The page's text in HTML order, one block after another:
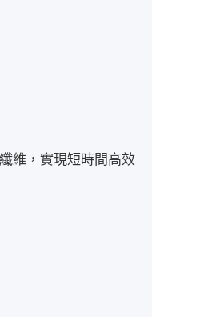
維，實現短時間高效